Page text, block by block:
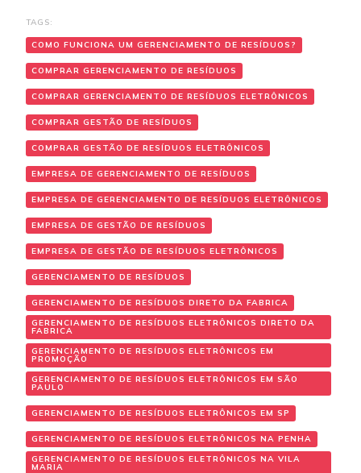
TAGS:
COMO FUNCIONA UM GERENCIAMENTO DE RESÍDUOS?
COMPRAR GERENCIAMENTO DE RESÍDUOS
COMPRAR GERENCIAMENTO DE RESÍDUOS ELETRÔNICOS
COMPRAR GESTÃO DE RESÍDUOS
COMPRAR GESTÃO DE RESÍDUOS ELETRÔNICOS
EMPRESA DE GERENCIAMENTO DE RESÍDUOS
EMPRESA DE GERENCIAMENTO DE RESÍDUOS ELETRÔNICOS
EMPRESA DE GESTÃO DE RESÍDUOS
EMPRESA DE GESTÃO DE RESÍDUOS ELETRÔNICOS
GERENCIAMENTO DE RESÍDUOS
GERENCIAMENTO DE RESÍDUOS DIRETO DA FABRICA
GERENCIAMENTO DE RESÍDUOS ELETRÔNICOS DIRETO DA
FABRICA
GERENCIAMENTO DE RESÍDUOS ELETRÔNICOS EM
PROMOÇÃO
GERENCIAMENTO DE RESÍDUOS ELETRÔNICOS EM SÃO
PAULO
GERENCIAMENTO DE RESÍDUOS ELETRÔNICOS EM SP
GERENCIAMENTO DE RESÍDUOS ELETRÔNICOS NA PENHA
GERENCIAMENTO DE RESÍDUOS ELETRÔNICOS NA VILA
MARIA